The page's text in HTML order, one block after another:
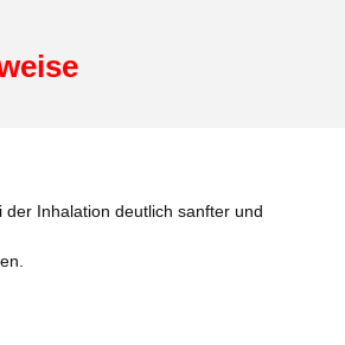
Inhalation deutlich sanfter und